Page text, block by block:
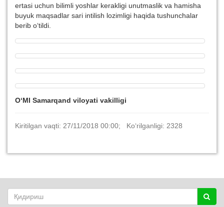
ertasi uchun bilimli yoshlar kerakligi unutmaslik va hamisha
buyuk maqsadlar sari intilish lozimligi haqida tushunchalar
berib o‘tildi.
O‘MI Samarqand viloyati vakilligi
Kiritilgan vaqti: 27/11/2018 00:00; Ko‘rilganligi: 2328